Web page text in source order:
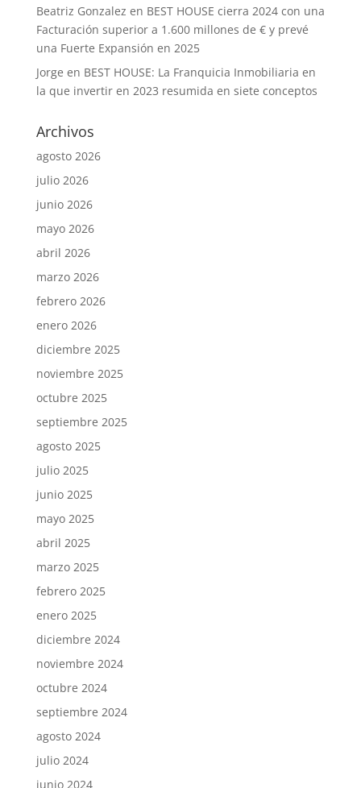
Beatriz Gonzalez en BEST HOUSE cierra 2024 con una
Facturación superior a 1.600 millones de € y prevé
una Fuerte Expansión en 2025
Jorge en BEST HOUSE: La Franquicia Inmobiliaria en
la que invertir en 2023 resumida en siete conceptos
Archivos
agosto 2026
julio 2026
junio 2026
mayo 2026
abril 2026
marzo 2026
febrero 2026
enero 2026
diciembre 2025
noviembre 2025
octubre 2025
septiembre 2025
agosto 2025
julio 2025
junio 2025
mayo 2025
abril 2025
marzo 2025
febrero 2025
enero 2025
diciembre 2024
noviembre 2024
octubre 2024
septiembre 2024
agosto 2024
julio 2024
junio 2024